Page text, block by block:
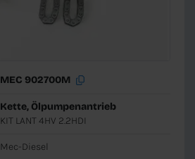
MEC 902700M
Kette, Ölpumpenantrieb
KIT LANT 4HV 2.2HDI
Mec-Diesel